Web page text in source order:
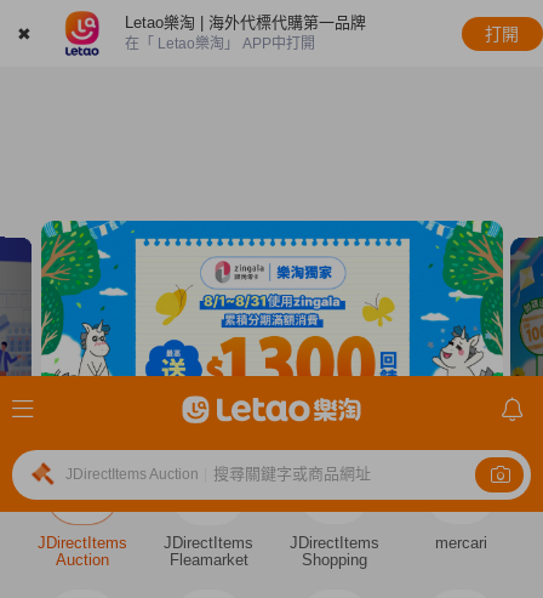
✖
Letao樂淘 | 海外代標代購第一品牌
在「 Letao樂淘」 APP中打開
打開
JDirectItems Auction 搜尋關鍵字或商品網址
JDirectItems
Auction
JDirectItems
Fleamarket
JDirectItems
Shopping
mercari